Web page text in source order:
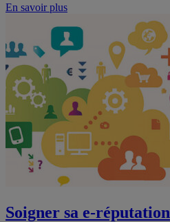
En savoir plus
Soigner sa e-réputation